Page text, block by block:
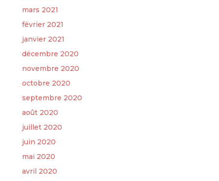
mars 2021
février 2021
janvier 2021
décembre 2020
novembre 2020
octobre 2020
septembre 2020
août 2020
juillet 2020
juin 2020
mai 2020
avril 2020